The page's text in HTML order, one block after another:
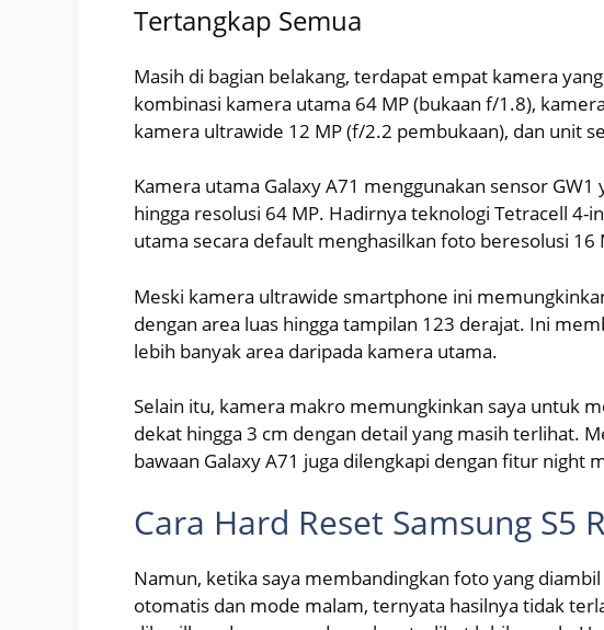
Tertangkap Semua
Masih di bagian belakang, terdapat empat kamera
kombinasi kamera utama 64 MP (bukaan f/1.8),
kamera ultrawide 12 MP (f/2.2 pembukaan), dan unit
Kamera utama Galaxy A71 menggunakan sensor
hingga resolusi 64 MP. Hadirnya teknologi Tetracell
utama secara default menghasilkan foto beresolusi 16
Meski kamera ultrawide smartphone ini
dengan area luas hingga tampilan 123 derajat. Ini
lebih banyak area daripada kamera utama.
Selain itu, kamera makro memungkinkan saya untuk
dekat hingga 3 cm dengan detail yang masih terlihat.
bawaan Galaxy A71 juga dilengkapi dengan fitur night
Cara Hard Reset Samsung S5
Namun, ketika saya membandingkan foto yang
otomatis dan mode malam, ternyata hasilnya tidak